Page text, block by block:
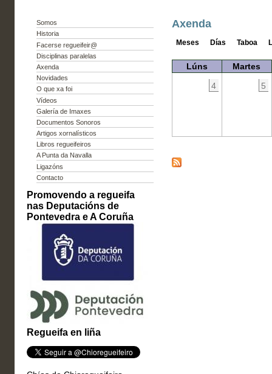
Somos
Historia
Facerse regueifeir@
Disciplinas paralelas
Axenda
Novidades
O que xa foi
Vídeos
Galería de Imaxes
Documentos Sonoros
Artigos xornalísticos
Libros regueifeiros
A Punta da Navalla
Ligazóns
Contacto
Promovendo a regueifa
nas Deputacións de
Pontevedra e A Coruña
Regueifa en liña
Axenda
Meses Días Taboa
Lúns
Martes
4
5